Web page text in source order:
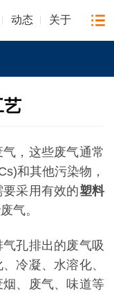
动态 关于
艺
，这些废气通常
和其他污染物，
采用有效的塑料
气。
孔排出的废气吸
冷凝、水溶化、
、废气、味道等